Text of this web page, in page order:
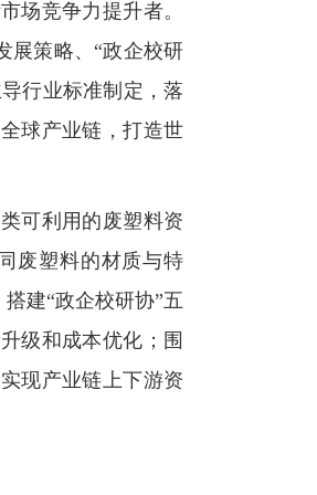
场竞争力提升者。
展策略、“政企校研
行业标准制定，落
球产业链，打造世
可利用的废塑料资
废塑料的材质与特
建“政企校研协”五
级和成本优化；围
现产业链上下游资